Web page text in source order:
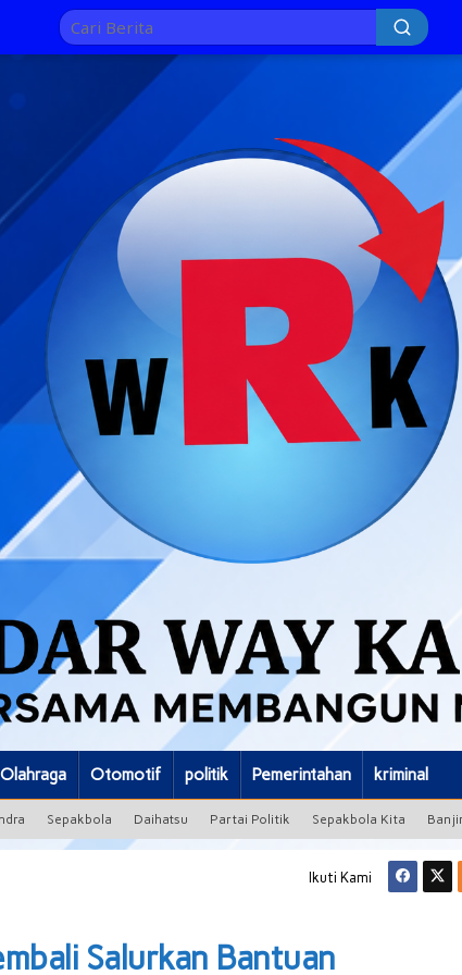
Olahraga Otomotif politik Pemerintahan kriminal
Sepakbola Daihatsu Partai Politik Sepakbola Kita
Ikuti Kami
Salurkan Bantuan